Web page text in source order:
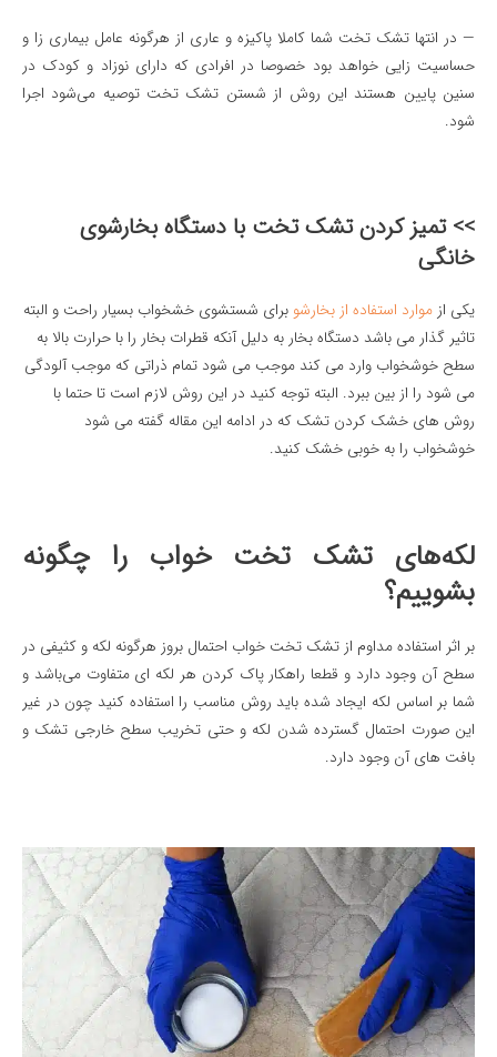
— در انتها تشک تخت شما کاملا پاکیزه و عاری از هرگونه عامل بیماری زا و
حساسیت زایی خواهد بود خصوصا در افرادی که دارای نوزاد و کودک در
سنین پایین هستند این روش از شستن تشک تخت توصیه می‌شود اجرا
شود.
>> تمیز کردن تشک تخت با دستگاه بخارشوی
خانگی
یکی از موارد استفاده از بخارشو برای شستشوی خشخواب بسیار راحت و البته
تاثیر گذار می باشد دستگاه بخار به دلیل آنکه قطرات بخار را با حرارت بالا به
سطح خوشخواب وارد می کند موجب می شود تمام ذراتی که موجب آلودگی
می شود را از بین ببرد. البته توجه کنید در این روش لازم است تا حتما با
روش های خشک کردن تشک که در ادامه این مقاله گفته می شود
خوشخواب را به خوبی خشک کنید.
لکه‌های تشک تخت خواب را چگونه
بشوییم؟
بر اثر استفاده مداوم از تشک تخت خواب احتمال بروز هرگونه لکه و کثیفی در
سطح آن وجود دارد و قطعا راهکار پاک کردن هر لکه ای متفاوت می‌باشد و
شما بر اساس لکه ایجاد شده باید روش مناسب را استفاده کنید چون در غیر
این صورت احتمال گسترده شدن لکه و حتی تخریب سطح خارجی تشک و
بافت های آن وجود دارد.